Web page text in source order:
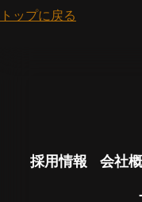
トップに戻る